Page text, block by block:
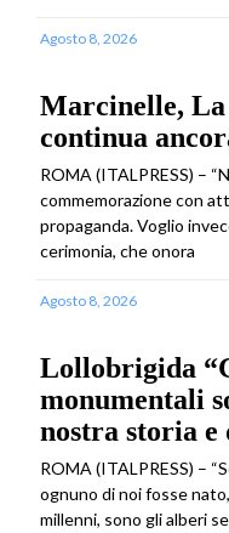
Agosto 8, 2026
Marcinelle, La
continua
ROMA (ITALPRESS) –
commemorazione con
propaganda. Voglio
cerimonia, che onora
Agosto 8, 2026
Lollobrigida
monumentali
nostra storia
ROMA (ITALPRESS) –
ognuno di noi fosse
millenni, sono gli alberi